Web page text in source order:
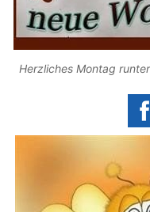
Herzliches Montag